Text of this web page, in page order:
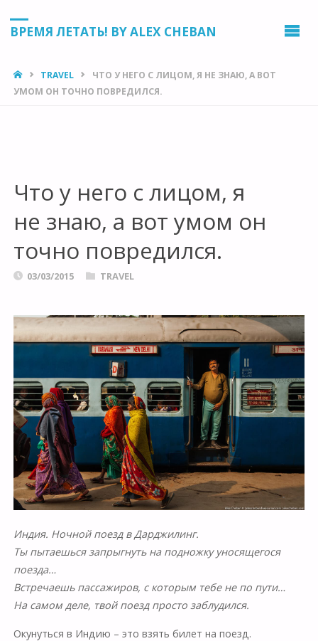
ВРЕМЯ ЛЕТАТЬ! BY ALEX CHEBAN
HOMETRAVEL
ЧТО У НЕГО С ЛИЦОМ, Я НЕ ЗНАЮ, А ВОТ
УМОМ ОН ТОЧНО ПОВРЕДИЛСЯ.
Что у него с лицом, я
не знаю, а вот умом он
точно повредился.
03/03/2015 TRAVEL
Индия. Ночной поезд в Дарджилинг.
Ты пытаешься запрыгнуть на подножку уносящегося
поезда…
Встречаешь пассажиров, с которым тебе не по пути…
На самом деле, твой поезд просто заблудился.
Окунуться в Индию – это взять билет на поезд.